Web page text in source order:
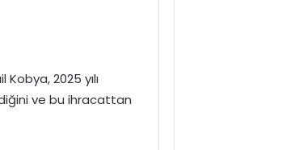
2025 yılı
ve bu ihracattan